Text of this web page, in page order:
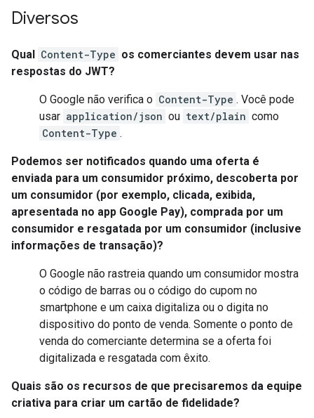
Diversos
Qual Content-Type os comerciantes devem usar nas
respostas do JWT?
O Google não verifica o Content-Type . Você pode
usar application/json ou text/plain como
Content-Type .
Podemos ser notificados quando uma oferta é
enviada para um consumidor próximo, descoberta por
um consumidor (por exemplo, clicada, exibida,
apresentada no app Google Pay), comprada por um
consumidor e resgatada por um consumidor (inclusive
informações de transação)?
O Google não rastreia quando um consumidor mostra
o código de barras ou o código do cupom no
smartphone e um caixa digitaliza ou o digita no
dispositivo do ponto de venda. Somente o ponto de
venda do comerciante determina se a oferta foi
digitalizada e resgatada com êxito.
Quais são os recursos de que precisaremos da equipe
criativa para criar um cartão de fidelidade?